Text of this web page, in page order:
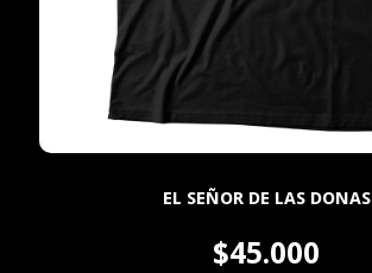
EL SEÑOR DE LAS DONAS
$45.000